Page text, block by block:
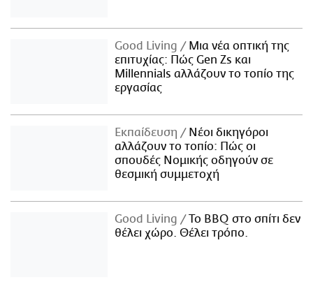
Good Living
Μια νέα οπτική της
επιτυχίας: Πώς Gen Zs και
Millennials αλλάζουν το τοπίο της
εργασίας
Εκπαίδευση
Νέοι δικηγόροι
αλλάζουν το τοπίο: Πώς οι
σπουδές Νομικής οδηγούν σε
θεσμική συμμετοχή
Good Living
Το BBQ στο σπίτι δεν
θέλει χώρο. Θέλει τρόπο.